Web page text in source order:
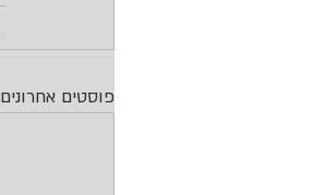
פוסטים אחרונים